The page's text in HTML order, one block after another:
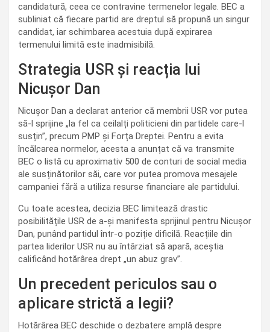
candidatură, ceea ce contravine termenelor legale. BEC a
subliniat că fiecare partid are dreptul să propună un singur
candidat, iar schimbarea acestuia după expirarea
termenului limită este inadmisibilă.
Strategia USR și reacția lui
Nicușor Dan
Nicușor Dan a declarat anterior că membrii USR vor putea
să-l sprijine „la fel ca ceilalți politicieni din partidele care-l
susțin”, precum PMP și Forța Dreptei. Pentru a evita
încălcarea normelor, acesta a anunțat că va transmite
BEC o listă cu aproximativ 500 de conturi de social media
ale susținătorilor săi, care vor putea promova mesajele
campaniei fără a utiliza resurse financiare ale partidului.
Cu toate acestea, decizia BEC limitează drastic
posibilitățile USR de a-și manifesta sprijinul pentru Nicușor
Dan, punând partidul într-o poziție dificilă. Reacțiile din
partea liderilor USR nu au întârziat să apară, aceștia
calificând hotărârea drept „un abuz grav”.
Un precedent periculos sau o
aplicare strictă a legii?
Hotărârea BEC deschide o dezbatere amplă despre